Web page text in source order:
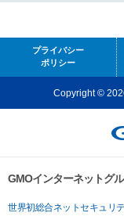
プライバシー
ポリシー
Copyright ©
GMOインターネットグ
世界初総合ネットセキュリ